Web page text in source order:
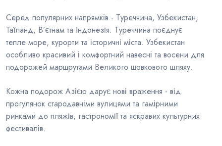
Серед популярних напрямків - Туреччина, Узбекистан,
Таїланд, В’єтнам та Індонезія. Туреччина поєднує
тепле море, курорти та історичні міста. Узбекистан
особливо красивий і комфортний навесні та восени для
подорожей маршрутами Великого шовкового шляху.
Кожна подорож Азією дарує нові враження - від
прогулянок стародавніми вулицями та гамірними
ринками до пляжів, гастрономії та яскравих культурних
фестивалів.